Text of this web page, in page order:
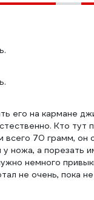
его на кармане
Кто тут
70 грамм, он
ножа, а порезать
немного
не очень, пока